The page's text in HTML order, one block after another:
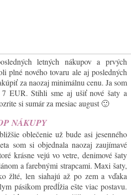
letných nákupov a prvých
plné nového tovaru ale aj posledných
za naozaj minimálnu cenu. Ja som
EUR. Stihli sme aj ušiť nové šaty a
si sumár za mesiac august 🙂
NÁKUPY
oblečenie už bude asi jesenného
som si objednala naozaj zaujímavé
krásne vejú vo vetre, denimové šaty
a farebnými strapcami. Maxi šaty,
žlté, len siahajú až po zem a vďaka
pásikom predĺžia ešte viac postavu.